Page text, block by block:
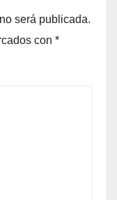
será publicada.
con *